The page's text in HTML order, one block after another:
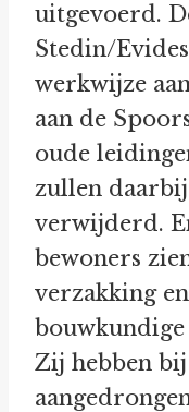
uitgevoerd.
Stedin/
werkwijze
aan de
oude
zullen
verwijderd.
bewoners
verzakking
bouwkundige
Zij hebben